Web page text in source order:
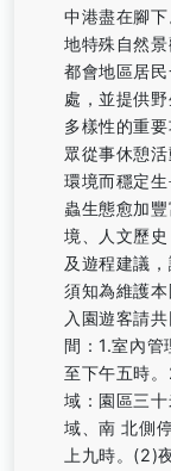
中港盡在腳
地特殊自然
都會地區居
處，並提供
多樣性的重
眾從事休憩
環境而穩定
蟲生態愈加
境、人文歷
及遊程建議
須知為維護
入園遊客請
間：1.室內管
至下午五時
域：園區三
域、南 北側
上九時。(2)